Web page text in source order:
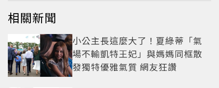
相關新聞
小公主長這麼大了！夏綠蒂「氣
場不輸凱特王妃」與媽媽同框散
發獨特優雅氣質 網友狂讚